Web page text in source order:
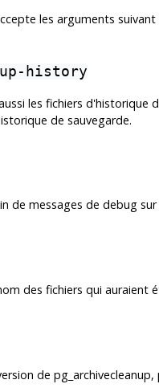
les arguments
history
les fichiers d'historique
de sauvegarde.
de messages de debug sur
des fichiers qui auraient
de pg_archivecleanup,